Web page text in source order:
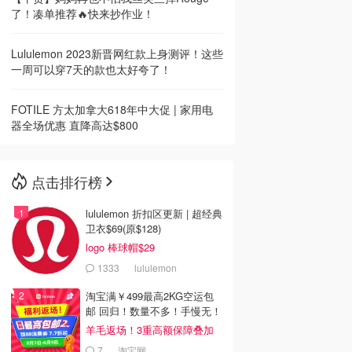
了！凑单推荐🔥快来抄作业！
Lululemon 2023新晋网红款上身测评！这些
一周可以穿7天的款也太好夸了！
FOTILE 方太加拿大618年中大促 | 家用电
器全场优惠 直降高达$800
点击排行榜
lululemon 折扣区更新 | 超经典
卫衣$69(原$128)
logo 棒球帽$29
1333 lululemon
淘宝满￥499最高2KG空运包
邮 回归！数量不多！手慢无！
羊毛返场！3重高额保障叠加